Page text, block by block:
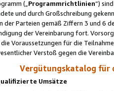
(„Programmrichtlinien“)
und durch Großschreibung
der Parteien gemäß Ziffern 3 und
der Vereinbarung fort.
Voraussetzungen für die
Verstoß gegen die
Vergütungskatalog für
Umsätze